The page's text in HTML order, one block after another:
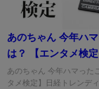
あのちゃん 今年ハ
は？ 【エンタメ検定
あのちゃん 今年ハマった
タメ検定】日経トレンデ